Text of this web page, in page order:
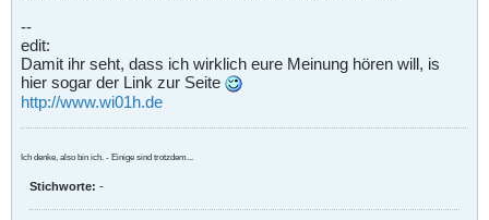
--
edit:
Damit ihr seht, dass ich wirklich eure Meinung hören will, is
hier sogar der Link zur Seite
http://www.wi01h.de
Ich denke, also bin ich. - Einige sind trotzdem...
Stichworte: -